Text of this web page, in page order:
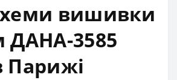
вишивки
ДАНА-3585
Парижі